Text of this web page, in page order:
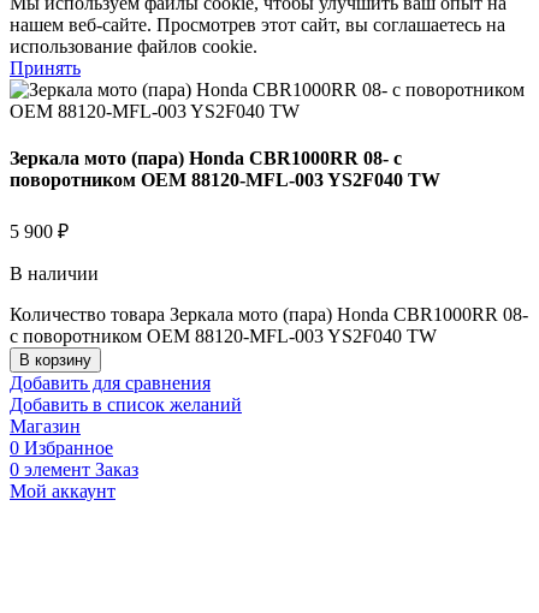
нашем веб-сайте. Просмотрев этот сайт, вы соглашаетесь на
использование файлов cookie.
Принять
Зеркала мото (пара) Honda CBR1000RR 08- с
поворотником OEM 88120-MFL-003 YS2F040 TW
5 900 ₽
В наличии
Количество товара Зеркала мото (пара) Honda CBR1000RR 08-
с поворотником OEM 88120-MFL-003 YS2F040 TW
В корзину
Добавить для сравнения
Добавить в список желаний
Магазин
0 Избранное
0 элемент Заказ
Мой аккаунт